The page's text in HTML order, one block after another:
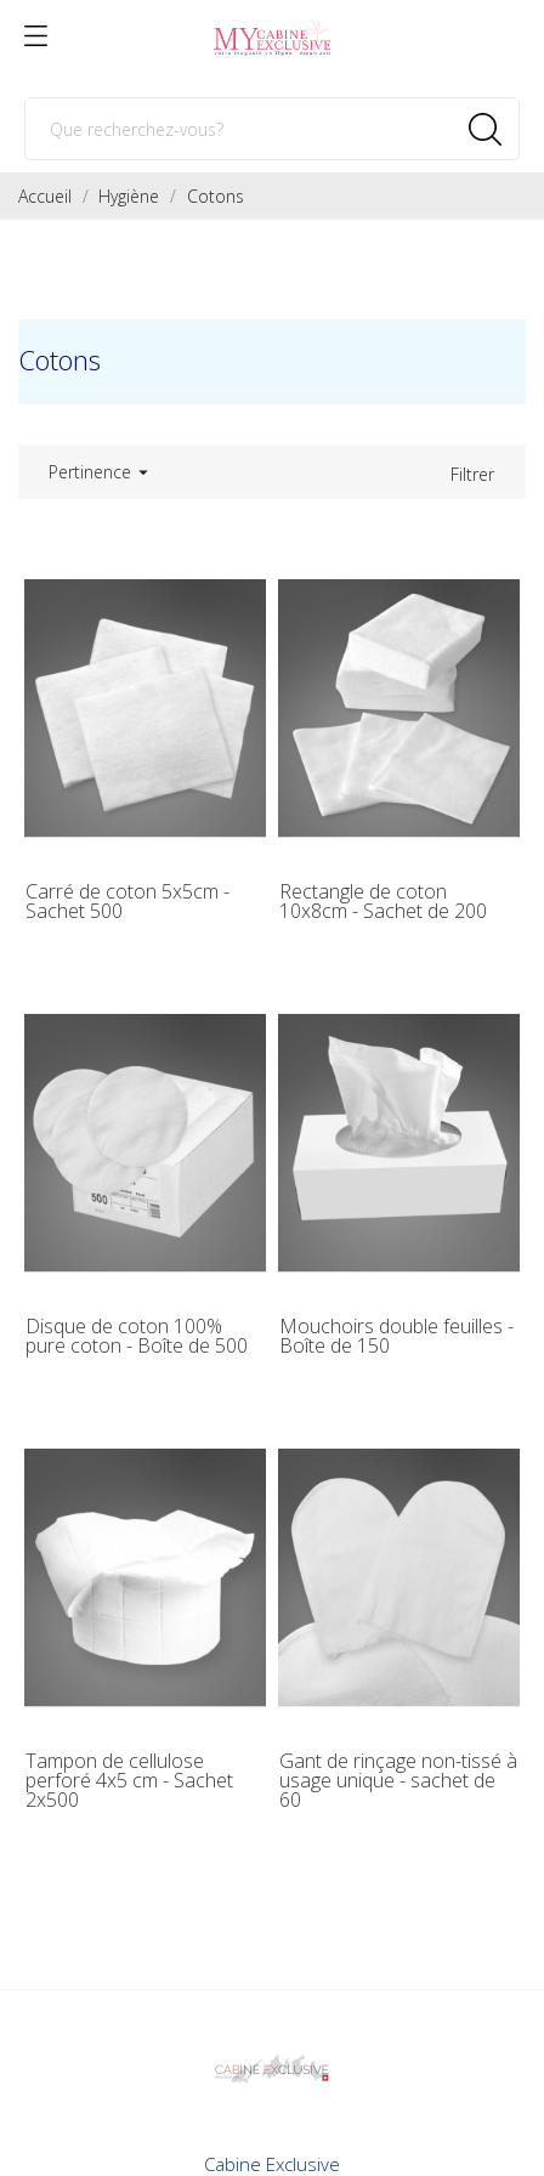
Accueil Hygiène Cotons
Cotons
Pertinence  Filtrer
Carré de coton 5x5cm -
Sachet 500
Rectangle de coton
10x8cm - Sachet de 200
Disque de coton 100%
pure coton - Boîte de 500
Mouchoirs double feuilles -
Boîte de 150
Tampon de cellulose
perforé 4x5 cm - Sachet
2x500
Gant de rinçage non-tissé à
usage unique - sachet de
60
Cabine Exclusive